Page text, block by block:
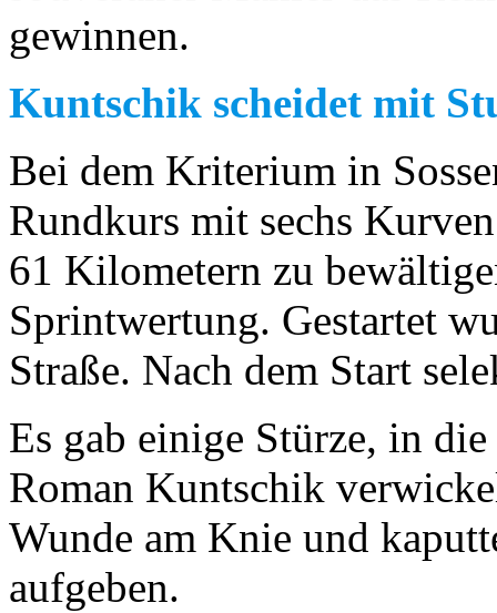
gewinnen.
Kuntschik scheidet mit
Bei dem Kriterium in
Rundkurs mit sechs
61 Kilometern zu
Sprintwertung. Gestartet
Straße. Nach dem Start
Es gab einige Stürze, in
Roman Kuntschik
Wunde am Knie und
aufgeben.